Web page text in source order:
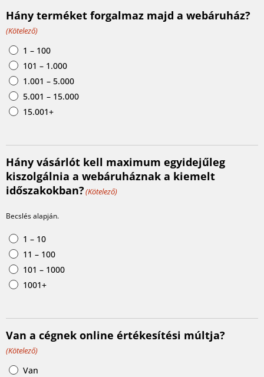
Hány terméket forgalmaz majd a webáruház?
(Kötelező)
1 – 100
101 – 1.000
1.001 – 5.000
5.001 – 15.000
15.001+
Hány vásárlót kell maximum egyidejűleg
kiszolgálnia a webáruháznak a kiemelt
időszakokban?(Kötelező)
Becslés alapján.
1 – 10
11 – 100
101 – 1000
1001+
Van a cégnek online értékesítési múltja?
(Kötelező)
Van